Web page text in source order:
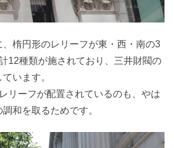
、楕円形のレリーフが東・西・南の3
12種類が施されており、三井財閥の
います。
リーフが配置されているのも、やは
和を取るためです。